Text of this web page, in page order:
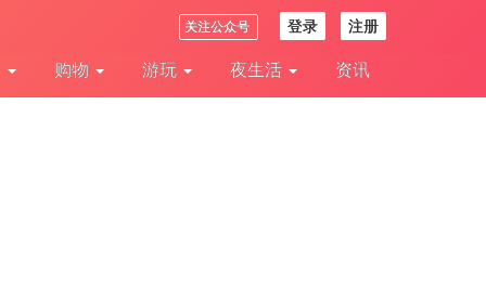
关注公众号 登录 注册
购物 游玩 夜生活 资讯